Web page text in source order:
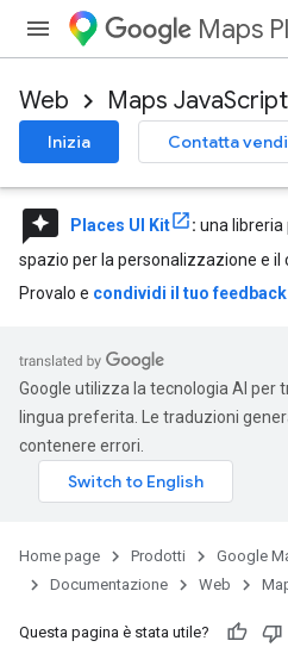
Maps
Web Maps
Inizia Contatta
reviews Places UI Kit : una
spazio per la personalizzazione e il
Provalo e condividi il tuo
Google utilizza la tecnologia AI per
lingua preferita. Le traduzioni
contenere errori.
Home page Prodotti
Google
Documentazione
Web
Questa pagina è stata utile?